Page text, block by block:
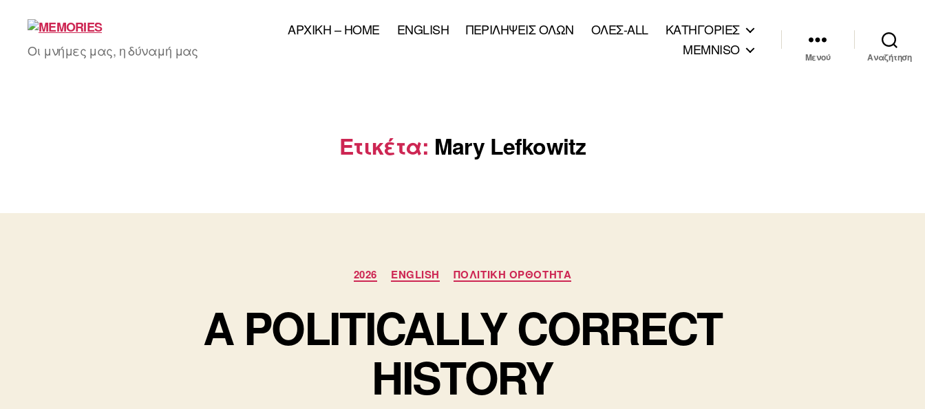
Οι μνήμες μας, η δύναμή μας
AΡXIKH – HOME ENGLISH ΠΕΡΙΛΗΨΕΙΣ ΟΛΩΝ ΟΛΕΣ-ALL
ΚΑΤΗΓΟΡΙΕΣ
MEMNISO
Μενού Αναζήτηση
Ετικέτα: Mary Lefkowitz
Κατηγορίες
2026 ENGLISH ΠΟΛΙΤΙΚΗ ΟΡΘΟΤΗΤΑ
A POLITICALLY CORRECT
HISTORY